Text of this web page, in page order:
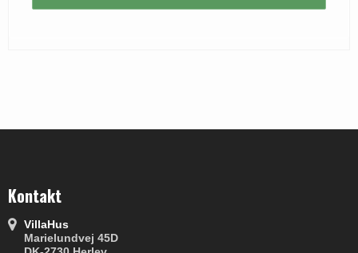
Kontakt
VillaHus
Marielundvej 45D